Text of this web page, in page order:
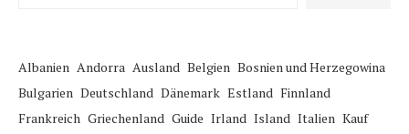
Albanien Andorra Ausland Belgien Bosnien und Herzegowina
Bulgarien Deutschland Dänemark Estland Finnland
Frankreich Griechenland Guide Irland Island Italien Kauf